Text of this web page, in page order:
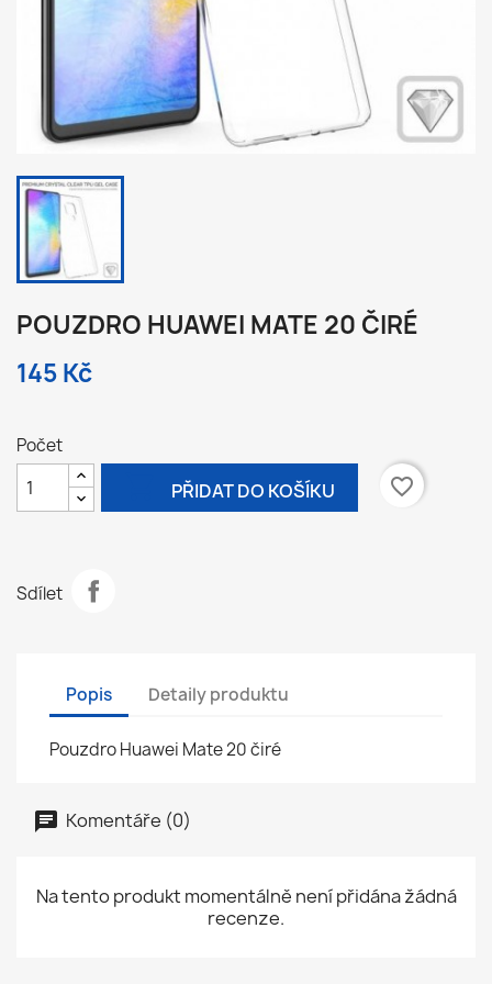
POUZDRO HUAWEI MATE 20 ČIRÉ
145 Kč
Počet
PŘIDAT DO KOŠÍKU favorite_border
Sdílet
Popis Detaily produktu
Pouzdro Huawei Mate 20 čiré
Komentáře (0)
Na tento produkt momentálně není přidána žádná
recenze.